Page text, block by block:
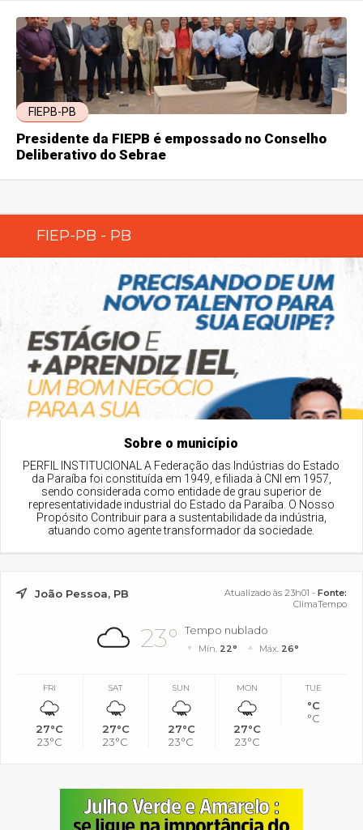
FIEPB-PB
Presidente da FIEPB é empossado no Conselho
Deliberativo do Sebrae
FIEP-PB - PB
Sobre o município
PERFIL INSTITUCIONAL A Federação das Indústrias do Estado
da Paraíba foi constituída em 1949, e filiada à CNI em 1957,
sendo considerada como entidade de grau superior de
representatividade industrial do Estado da Paraíba. O Nosso
Propósito Contribuir para a sustentabilidade da indústria,
atuando como agente transformador da sociedade.
João Pessoa, PB Atualizado às 23h01 - Fonte:
ClimaTempo
23° Tempo nublado
Mín. 22° Máx. 26°
FRI
27°C
23°C
SAT
27°C
23°C
SUN
27°C
23°C
MON
27°C
23°C
TUE
°C
°C